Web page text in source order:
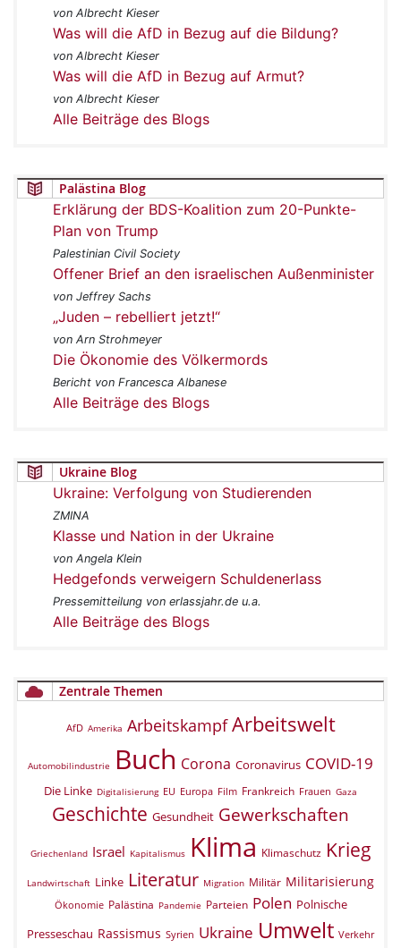
von Albrecht Kieser
Was will die AfD in Bezug auf die Bildung?
von Albrecht Kieser
Was will die AfD in Bezug auf Armut?
von Albrecht Kieser
Alle Beiträge des Blogs
Palästina Blog
Erklärung der BDS-Koalition zum 20-Punkte-
Plan von Trump
Palestinian Civil Society
Offener Brief an den israelischen Außenminister
von Jeffrey Sachs
„Juden – rebelliert jetzt!“
von Arn Strohmeyer
Die Ökonomie des Völkermords
Bericht von Francesca Albanese
Alle Beiträge des Blogs
Ukraine Blog
Ukraine: Verfolgung von Studierenden
ZMINA
Klasse und Nation in der Ukraine
von Angela Klein
Hedgefonds verweigern Schuldenerlass
Pressemitteilung von erlassjahr.de u.a.
Alle Beiträge des Blogs
Zentrale Themen
AfD Amerika Arbeitskampf Arbeitswelt
Automobilindustrie Buch Corona Coronavirus COVID-19
Die Linke Digitalisierung EU Europa Film Frankreich Frauen Gaza
Geschichte Gesundheit Gewerkschaften
Griechenland Israel Kapitalismus Klima Klimaschutz Krieg
Landwirtschaft Linke Literatur Migration Militär Militarisierung
Ökonomie Palästina Pandemie Parteien Polen Polnische
Presseschau Rassismus Syrien Ukraine Umwelt Verkehr